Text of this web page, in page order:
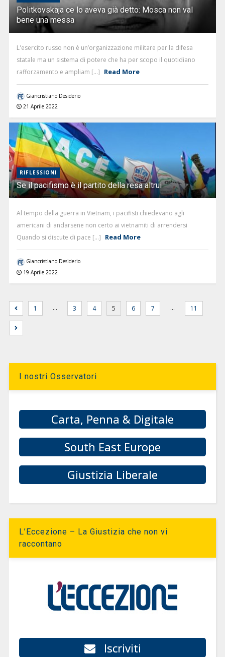
Politkovskaja ce lo aveva già detto: Mosca non val
bene una messa
L'esercito russo non è un’organizzazione militare per la difesa
statale ma un sistema di potere che ha per scopo il quotidiano
rafforzamento e ampliam [...] Read More
Giancristiano Desiderio
21 Aprile 2022
RIFLESSIONI
Se il pacifismo è il partito della resa altrui
Al tempo della guerra in Vietnam, i pacifisti chiedevano agli
americani di andarsene non certo ai vietnamiti di arrendersi
Quando si discute di pace [...] Read More
Giancristiano Desiderio
19 Aprile 2022
1 … 3 4 5 6 7 … 11
I nostri Osservatori
Carta, Penna & Digitale
South East Europe
Giustizia Liberale
L’Eccezione – La Giustizia che non vi
raccontano
Iscriviti